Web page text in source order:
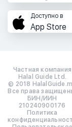
Доступно в
App Store
Частная компания
Halal Guide Ltd.
© 2018
Все права
БИН/ИИН
210240900176
Политика